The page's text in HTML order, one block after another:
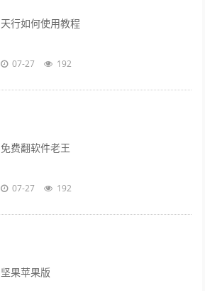
天行如何使用教程
07-27 192
免费翻软件老王
07-27 192
坚果苹果版